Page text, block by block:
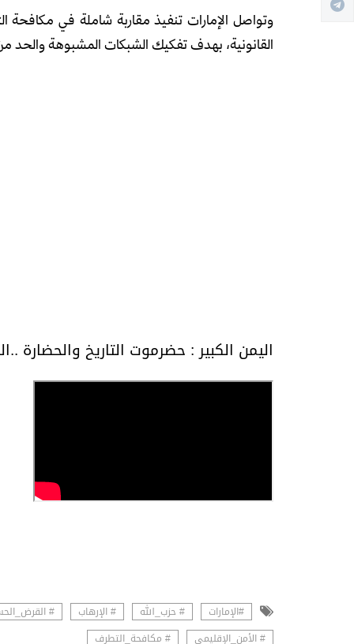
وتواصل الإمارات تنفيذ مقاربة شاملة في مكافحة
القانونية، بهدف تفكيك الشبكات المشبوهة والحد
اليمن الكبير : حضرموت التاريخ والحضارة
#الإمارات # حزب_الله # الإرهاب
#
# الأمن_الإقليمي
# مكافحة_التطرف